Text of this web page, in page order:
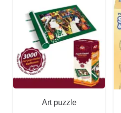
Art puzzle